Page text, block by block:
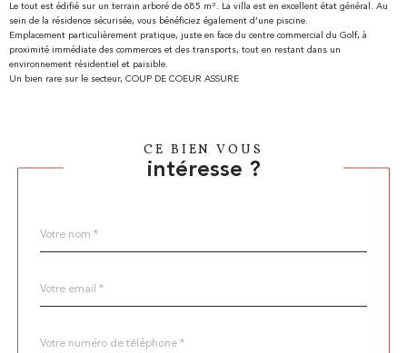
Le tout est édifié sur un terrain arboré de 685 m². La villa est en excellent état général. Au
sein de la résidence sécurisée, vous bénéficiez également d’une piscine.
Emplacement particulièrement pratique, juste en face du centre commercial du Golf, à
proximité immédiate des commerces et des transports, tout en restant dans un
environnement résidentiel et paisible.
Un bien rare sur le secteur, COUP DE COEUR ASSURE
CE BIEN VOUS
intéresse ?
*
*
*